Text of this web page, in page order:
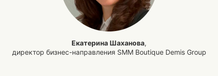
Екатерина Шаханова,
директор бизнес-направления SMM Boutique Demis Group